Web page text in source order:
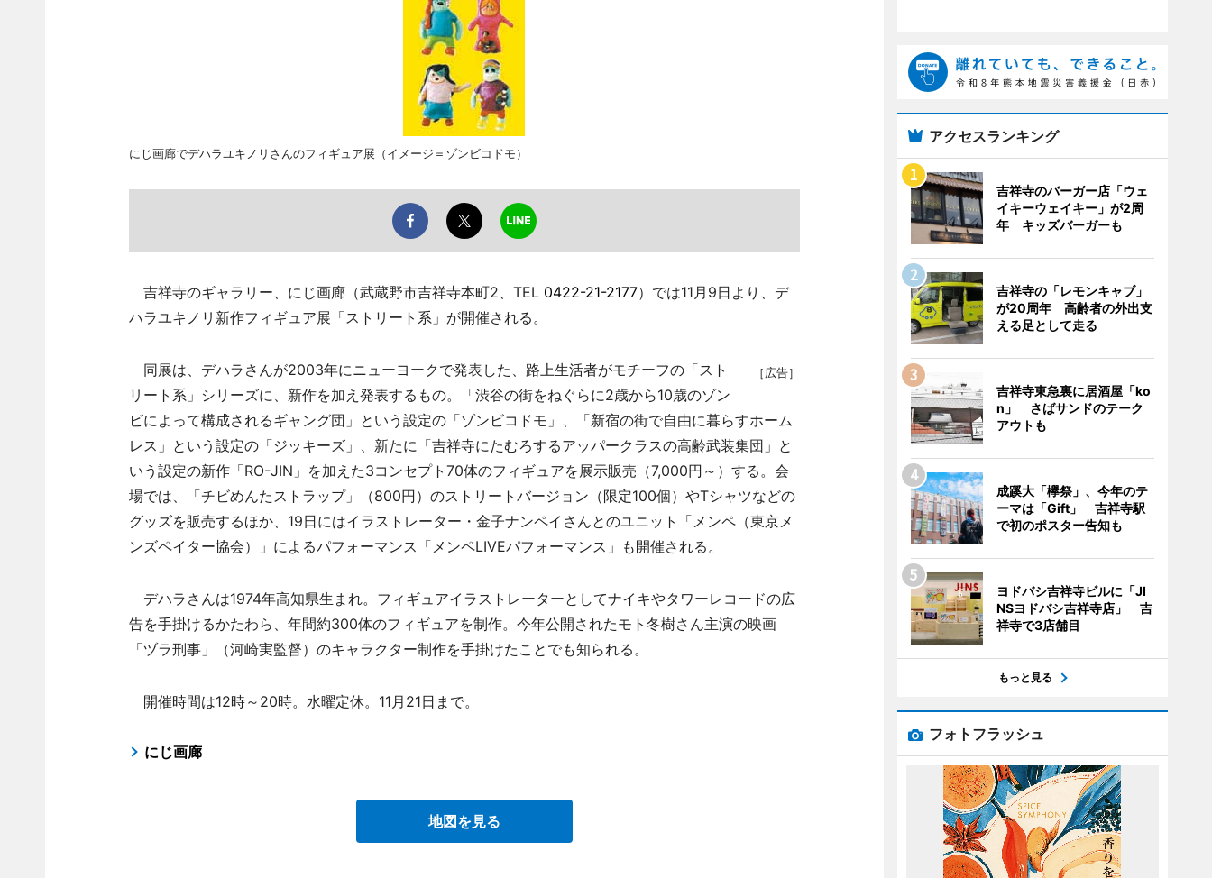
にじ画廊でデハラユキノリさんのフィギュア展（イメージ＝ゾンビコドモ）
吉祥寺のギャラリー、にじ画廊（武蔵野市吉祥寺本町2、TEL 0422-21-2177）では11月9日より、デ
ハラユキノリ新作フィギュア展「ストリート系」が開催される。
［広告］
同展は、デハラさんが2003年にニューヨークで発表した、路上生活者がモチーフの「スト
リート系」シリーズに、新作を加え発表するもの。「渋谷の街をねぐらに2歳から10歳のゾン
ビによって構成されるギャング団」という設定の「ゾンビコドモ」、「新宿の街で自由に暮らすホーム
レス」という設定の「ジッキーズ」、新たに「吉祥寺にたむろするアッパークラスの高齢武装集団」と
いう設定の新作「RO-JIN」を加えた3コンセプト70体のフィギュアを展示販売（7,000円～）する。会
場では、「チビめんたストラップ」（800円）のストリートバージョン（限定100個）やTシャツなどの
グッズを販売するほか、19日にはイラストレーター・金子ナンペイさんとのユニット「メンペ（東京メ
ンズペイター協会）」によるパフォーマンス「メンペLIVEパフォーマンス」も開催される。
デハラさんは1974年高知県生まれ。フィギュアイラストレーターとしてナイキやタワーレコードの広
告を手掛けるかたわら、年間約300体のフィギュアを制作。今年公開されたモト冬樹さん主演の映画
「ヅラ刑事」（河崎実監督）のキャラクター制作を手掛けたことでも知られる。
開催時間は12時～20時。水曜定休。11月21日まで。
にじ画廊
地図を見る
アクセスランキング
吉祥寺のバーガー店「ウェ
イキーウェイキー」が2周
年 キッズバーガーも
吉祥寺の「レモンキャブ」
が20周年 高齢者の外出支
える足として走る
吉祥寺東急裏に居酒屋「ko
n」 さばサンドのテーク
アウトも
成蹊大「欅祭」、今年のテ
ーマは「Gift」 吉祥寺駅
で初のポスター告知も
ヨドバシ吉祥寺ビルに「JI
NSヨドバシ吉祥寺店」 吉
祥寺で3店舗目
もっと見る
フォトフラッシュ